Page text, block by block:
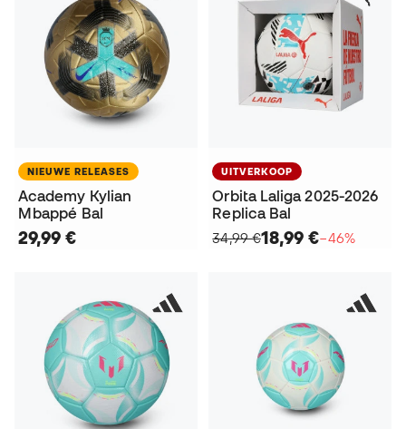
NIEUWE RELEASES
Academy Kylian
Mbappé Bal
29,99 €
UITVERKOOP
Orbita Laliga 2025-2026
Replica Bal
34,99 €18,99 €−46%